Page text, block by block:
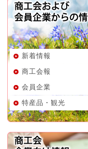
新着情報
商工会報
会員企業
特産品・観光